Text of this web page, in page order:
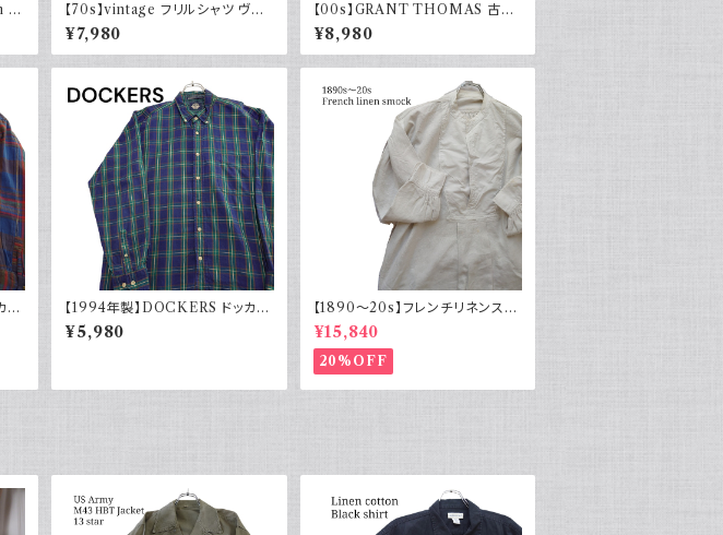
ハ
【70s】vintage フリルシャツ ヴィ
ンテージ古着 長袖シャツ ドレスシ
ャツ 白 ホワイト系 1970年代 レト
ロ
¥7,980
【00s】GRANT THOMAS 古着
長袖リネンシャツ ネイビー アメカ
ジ古着
¥8,980
ー
【1994年製】DOCKERS ドッカー
ズ チェックシャツ ボタンダウン 古
着 アメカジ リーバイス 長袖
¥5,980
【1890～20s】フレンチリネンスモ
ック アンティーク ノーカラー イカ
胸
¥15,840
20%OFF